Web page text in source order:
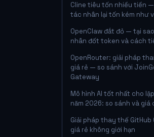
Cline tiêu tốn nhiều tiền
tác nhân lại tốn kém như
OpenClaw đắt đỏ — tại
nhân đốt token và cách
OpenRouter: giải pháp
giá rẻ — so sánh với
Gateway
Mô hình AI tốt nhất cho
năm 2026: so sánh và giá
Giải pháp thay thế GitHub
giá rẻ không giới hạn